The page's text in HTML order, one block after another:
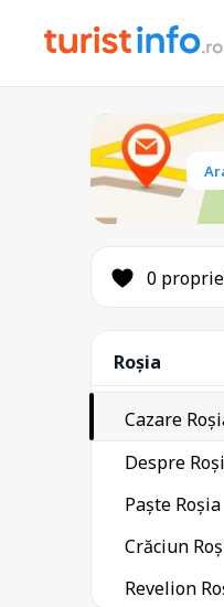
0
Roșia
Cazare
Despre
Paște Roșia
Crăciun
Revelion
Arpașu de
Bazna 2
Cisnădie 6
Cisnădioara
Cristian
Gura Râului
Jina 3
Lotrioara 2
Marpod 1